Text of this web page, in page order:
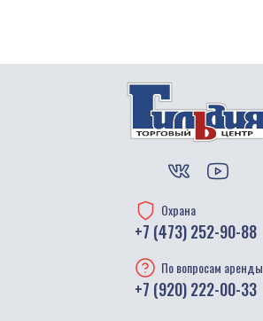
Охрана
+7 (473) 252-90-88
По вопросам аренды
+7 (920) 222-00-33